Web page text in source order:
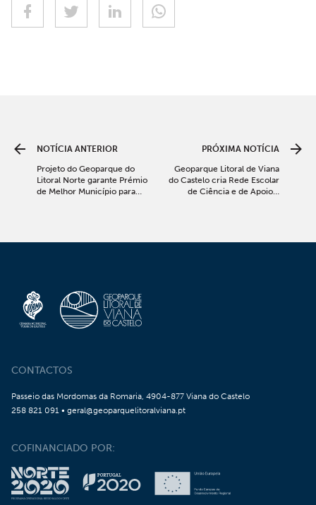
NOTÍCIA ANTERIOR
Projeto do Geoparque do
Litoral Norte garante Prémio
de Melhor Município para
PRÓXIMA NOTÍCIA
Geoparque Litoral de Viana
do Castelo cria Rede Escolar
de Ciência e de Apoio à
CONTACTOS
Passeio das Mordomas da Romaria, 4904-877 Viana do Castelo
258 821 091 • geral@geoparquelitoralviana.pt
COFINANCIADO POR: